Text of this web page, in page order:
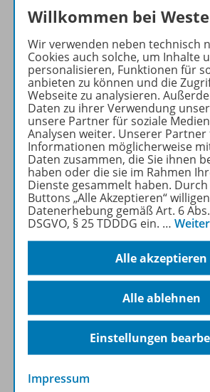
Entwicklung
Die Zeitschrift
Print- und als
Beiträge und
können im
LERNEN
recherchiert
für
Jetzt
Probelesen
Vorteilspreis
Zu den
Informationen
Willkommen bei
Wir verwenden neben technisch
Cookies auch solche, um Inhalte
personalisieren, Funktionen für
anbieten zu können und die
Webseite zu analysieren.
Daten zu ihrer Verwendung
unsere Partner für soziale
Analysen weiter. Unserer
Informationen möglicherweise
Daten zusammen, die Sie ihnen
haben oder die sie im Rahmen
Dienste gesammelt haben.
Buttons „Alle Akzeptieren“
Datenerhebung gemäß Art. 6 Abs.
DSGVO, § 25 TDDDG ein. …
Alle akzeptieren
Alle ablehnen
Einstellungen
Impressum